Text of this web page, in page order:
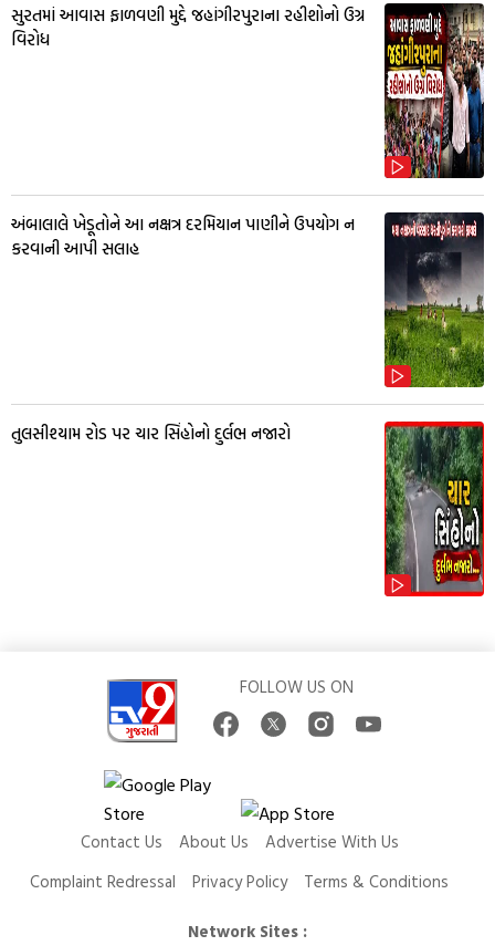
સુરતમાં આવાસ ફાળવણી મુદ્દે જહાંગીરપુરાના રહીશોનો ઉગ્ર
વિરોધ
અંબાલાલે ખેડૂતોને આ નક્ષત્ર દરમિયાન પાણીને ઉપયોગ ન
કરવાની આપી સલાહ
તુલસીશ્યામ રોડ પર ચાર સિંહોનો દુર્લભ નજારો
FOLLOW US ON
Contact Us About Us
Advertise With Us
Complaint Redressal
Privacy Policy
Terms & Conditions
Network Sites :